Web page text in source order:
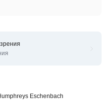
Humphreys Eschenbach
Eschenbach